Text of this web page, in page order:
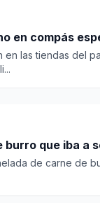
en compás
las tiendas del
que iba a
de carne de